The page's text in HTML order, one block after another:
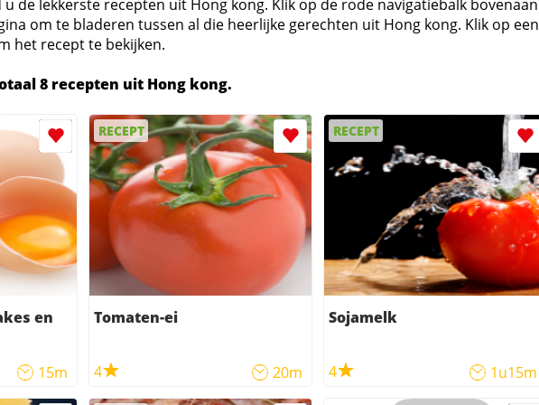
u de lekkerste recepten uit Hong kong. Klik op de rode navigatiebalk bovenaan
om te bladeren tussen al die heerlijke gerechten uit Hong kong. Klik op een
het recept te bekijken.
8 recepten uit Hong kong.
en
15m
RECEPT
Tomaten-ei
4 20m
RECEPT
Sojamelk
4 1u15m